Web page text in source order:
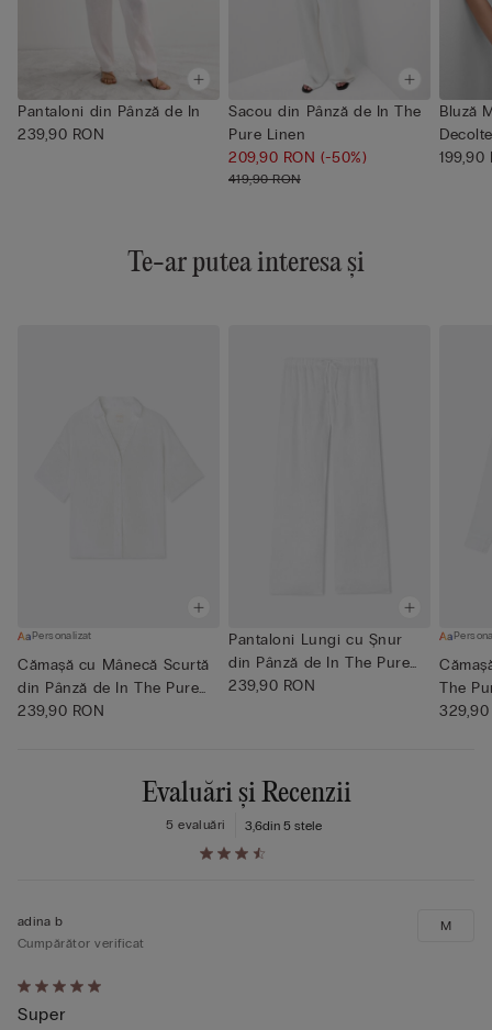
Pantaloni din Pânză de In
239,90 RON
Sacou din Pânză de In The
Pure Linen
209,90 RON(-50%)
419,90 RON
Bluză
Pu...
199,90
Te-ar putea interesa și
Personalizat
Cămașă cu Mânecă Scurtă
din Pânză de In The Pure
L...
239,90 RON
Pantaloni Lungi cu Șnur
din Pânză de In The Pure
L...
239,90 RON
The
329,90
Evaluări și Recenzii
3,6din 5 stele
5 evaluări
Evaluat
5
adina b
Cumpărător verificat
Super
M